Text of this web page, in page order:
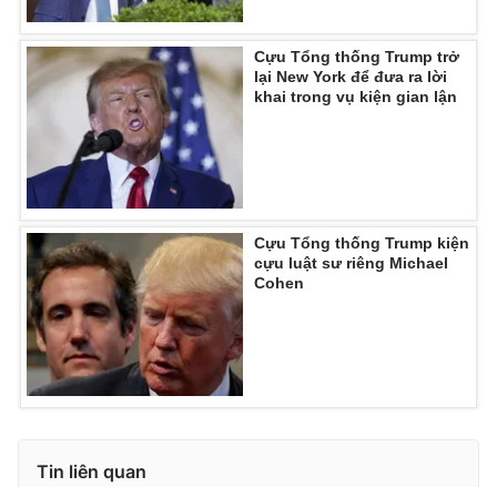
Cựu Tổng thống Trump trở
lại New York để đưa ra lời
khai trong vụ kiện gian lận
Cựu Tổng thống Trump kiện
cựu luật sư riêng Michael
Cohen
Tin liên quan